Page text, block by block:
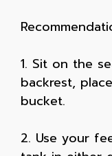
1. Sit on the
backrest,
bucket.
2. Use your